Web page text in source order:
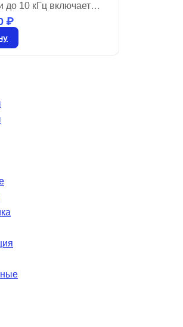
до 10 кГц включает
работающие в
режиме TEM00 и
и ИК диапазонах.
мод и низкую
₽